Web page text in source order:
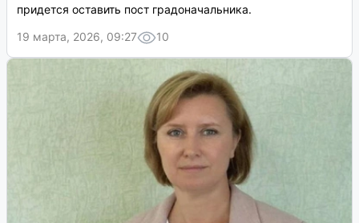
придется оставить пост градоначальника.
19 марта, 2026, 09:27
10